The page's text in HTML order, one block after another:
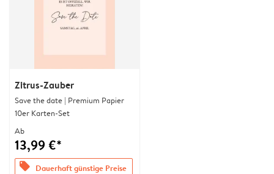
Zitrus-Zauber
Save the date | Premium Papier
10er Karten-Set
Ab
13,99 €*
offers Dauerhaft günstige Preise